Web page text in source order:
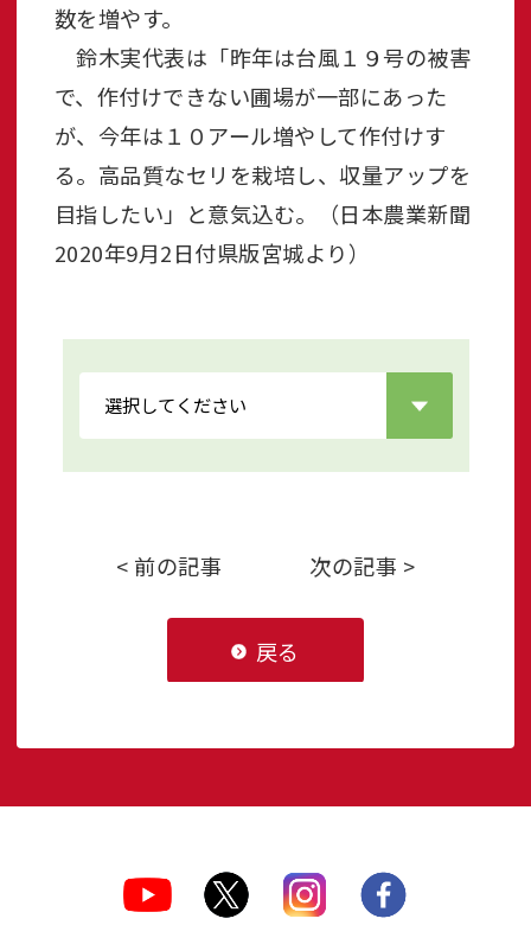
数を増やす。
鈴木実代表は「昨年は台風１９号の被害
で、作付けできない圃場が一部にあった
が、今年は１０アール増やして作付けす
る。高品質なセリを栽培し、収量アップを
目指したい」と意気込む。（日本農業新聞
2020年9月2日付県版宮城より）
< 前の記事 次の記事 >
戻る